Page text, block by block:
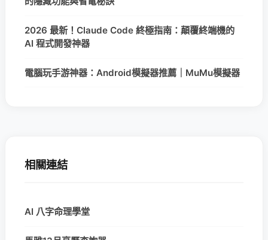
2026 最新！Claude Code 終極指南：顛覆終端機的
AI 程式開發神器
電腦玩手游神器：Android模擬器推薦｜MuMu模擬器
相關連結
AI 八字命理學堂